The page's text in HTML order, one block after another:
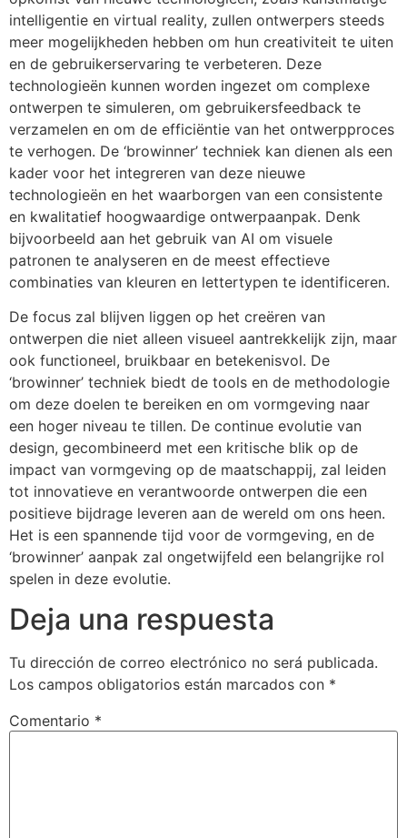
intelligentie en virtual reality, zullen ontwerpers steeds
meer mogelijkheden hebben om hun creativiteit te uiten
en de gebruikerservaring te verbeteren. Deze
technologieën kunnen worden ingezet om complexe
ontwerpen te simuleren, om gebruikersfeedback te
verzamelen en om de efficiëntie van het ontwerpproces
te verhogen. De ‘browinner’ techniek kan dienen als een
kader voor het integreren van deze nieuwe
technologieën en het waarborgen van een consistente
en kwalitatief hoogwaardige ontwerpaanpak. Denk
bijvoorbeeld aan het gebruik van AI om visuele
patronen te analyseren en de meest effectieve
combinaties van kleuren en lettertypen te identificeren.
De focus zal blijven liggen op het creëren van
ontwerpen die niet alleen visueel aantrekkelijk zijn, maar
ook functioneel, bruikbaar en betekenisvol. De
‘browinner’ techniek biedt de tools en de methodologie
om deze doelen te bereiken en om vormgeving naar
een hoger niveau te tillen. De continue evolutie van
design, gecombineerd met een kritische blik op de
impact van vormgeving op de maatschappij, zal leiden
tot innovatieve en verantwoorde ontwerpen die een
positieve bijdrage leveren aan de wereld om ons heen.
Het is een spannende tijd voor de vormgeving, en de
‘browinner’ aanpak zal ongetwijfeld een belangrijke rol
spelen in deze evolutie.
Deja una respuesta
Tu dirección de correo electrónico no será publicada.
Los campos obligatorios están marcados con *
Comentario *